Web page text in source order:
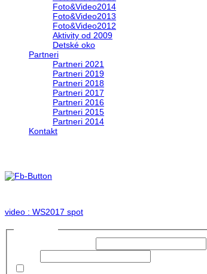
Foto&Video2014
Foto&Video2013
Foto&Video2012
Aktivity od 2009
Detské oko
Partneri
Partneri 2021
Partneri 2019
Partneri 2018
Partneri 2017
Partneri 2016
Partneri 2015
Partneri 2014
Kontakt
video : WS2017 spot